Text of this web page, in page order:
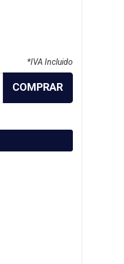
*IVA Incluido
COMPRAR